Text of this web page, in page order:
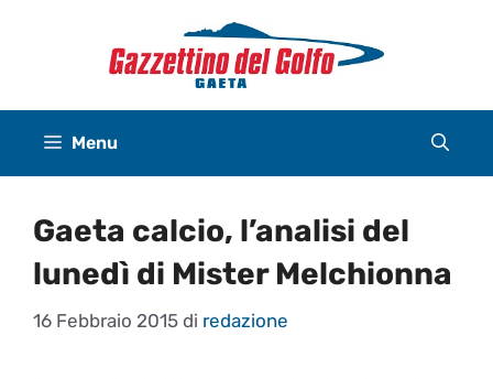
Menu
Gaeta calcio, l’analisi del
lunedì di Mister Melchionna
16 Febbraio 2015 di redazione